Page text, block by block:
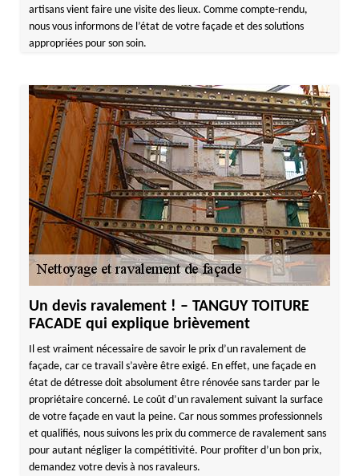
artisans vient faire une visite des lieux. Comme compte-rendu,
nous vous informons de l’état de votre façade et des solutions
appropriées pour son soin.
Un devis ravalement ! – TANGUY TOITURE
FACADE qui explique brièvement
Il est vraiment nécessaire de savoir le prix d’un ravalement de
façade, car ce travail s’avère être exigé. En effet, une façade en
état de détresse doit absolument être rénovée sans tarder par le
propriétaire concerné. Le coût d’un ravalement suivant la surface
de votre façade en vaut la peine. Car nous sommes professionnels
et qualifiés, nous suivons les prix du commerce de ravalement sans
pour autant négliger la compétitivité. Pour profiter d’un bon prix,
demandez votre devis à nos ravaleurs.